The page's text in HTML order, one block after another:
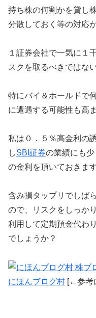
持ち株の何割かを貸し
分散しておく等の対応
１証券会社で一気に１
スクを取るべきではな
特にバイ＆ホールドで
に遭遇する可能性も高
私は０．５％高金利の
しSBI証券の業績にも
の金利を頂いておきます
含み損タップリでしば
ので、リスクをしっか
利用して定期預金代わ
でしょうか？
にほんブログ村 [←参考